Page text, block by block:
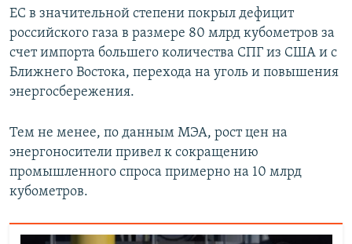
ЕС в значительной степени покрыл дефицит
российского газа в размере 80 млрд кубометров за
счет импорта большего количества СПГ из США и с
Ближнего Востока, перехода на уголь и повышения
энергосбережения.
Тем не менее, по данным МЭА, рост цен на
энергоносители привел к сокращению
промышленного спроса примерно на 10 млрд
кубометров.